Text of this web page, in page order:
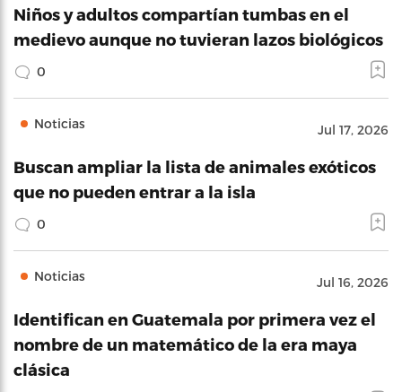
Niños y adultos compartían tumbas en el
medievo aunque no tuvieran lazos biológicos
0
Noticias Jul 17, 2026
Buscan ampliar la lista de animales exóticos
que no pueden entrar a la isla
0
Noticias Jul 16, 2026
Identifican en Guatemala por primera vez el
nombre de un matemático de la era maya
clásica